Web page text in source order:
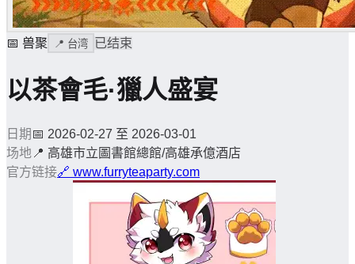
📅 兽聚 📍 台湾 已结束
以茶會毛·獵人盛宴
日期 📅 2026-02-27 至 2026-03-01
场地 📍 高雄市立圖書館總館/高雄承億酒店
官方链接🔗 www.furryteaparty.com